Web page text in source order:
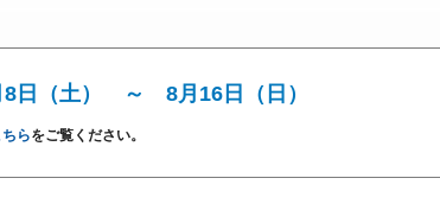
8日（土） ～ 8月16日（日）
らをご覧ください。